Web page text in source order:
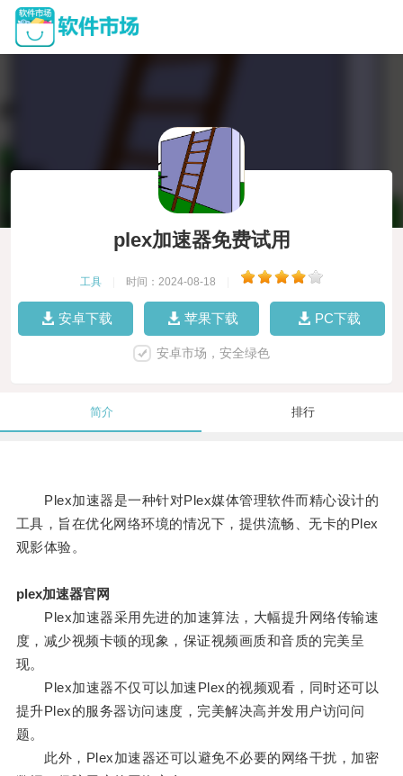
plex加速器免费试用
工具 时间：2024-08-18
安卓下载 苹果下载 PC下载
安卓市场，安全绿色
简介 排行
Plex加速器是一种针对Plex媒体管理软件而精心设计的
工具，旨在优化网络环境的情况下，提供流畅、无卡的Plex
观影体验。
plex加速器官网
Plex加速器采用先进的加速算法，大幅提升网络传输速
度，减少视频卡顿的现象，保证视频画质和音质的完美呈
现。
Plex加速器不仅可以加速Plex的视频观看，同时还可以
提升Plex的服务器访问速度，完美解决高并发用户访问问
题。
此外，Plex加速器还可以避免不必要的网络干扰，加密